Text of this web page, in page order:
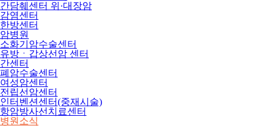
간담췌센터 위·대장암
감염센터
한방센터
암병원
소화기암수술센터
유방ㆍ갑상선암 센터
간센터
폐암수술센터
여성암센터
전립선암센터
인터벤션센터(중재시술)
항암방사선치료센터
병원소식